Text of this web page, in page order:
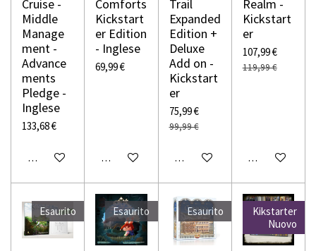
Cruise -
Middle
Manage
ment -
Advance
ments
Pledge -
Inglese
133,68 €
Avvisami quando disponibile
Comforts
Kickstart
er Edition
- Inglese
69,99 €
Avvisami quando disponibile
Trail
Expanded
Edition +
Deluxe
Add on -
Kickstart
er
75,99 €
99,99 €
Avvisami quando disponibile
Realm -
Kickstart
er
107,99 €
119,99 €
Avvisami
Esaurito Esaurito Esaurito
Kikstarter
Nuovo